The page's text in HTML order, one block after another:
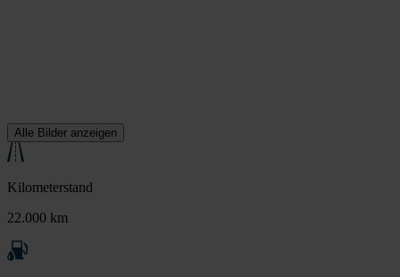
Alle Bilder anzeigen
Kilometerstand
22.000 km